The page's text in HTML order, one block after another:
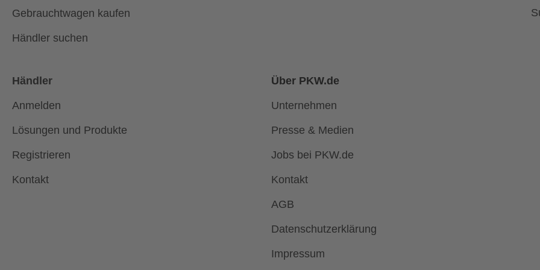
Gebrauchtwagen kaufen
Händler suchen
Händler
Anmelden
Lösungen und Produkte
Registrieren
Kontakt
Über PKW.de
Unternehmen
Presse & Medien
Jobs bei PKW.de
Kontakt
AGB
Datenschutzerklärung
Impressum